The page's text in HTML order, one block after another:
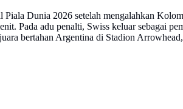
Piala Dunia 2026 setelah mengalahkan
Pada adu penalti, Swiss keluar sebagai
bertahan Argentina di Stadion